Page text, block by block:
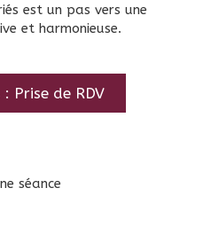
est un pas vers une
et harmonieuse.
Prise de RDV
séance